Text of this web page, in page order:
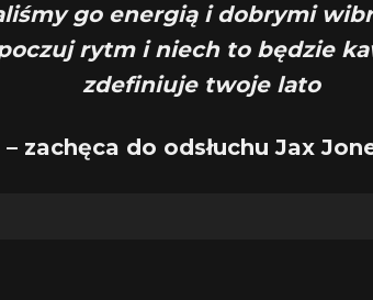
go energią i dobrymi
rytm i niech to będzie
zdefiniuje twoje lato
– zachęca do odsłuchu Jax